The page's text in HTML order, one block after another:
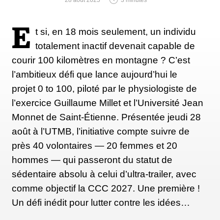
pratique l'acceptation, explique Gilly McArthur.
Ainsi, lorsqu'elle emmène des personnes à la piscine
et qu'on lui demande s'il fera froid, elle écarte toute
référence au froid et répond simplement qu'il s'agit «
seulement d'une expérience. Observez juste ce qui se
passe. Essayez de ne pas lui coller d'étiquette, et ça
finira par passer ».
Surmonter l'intensité des sensations provoquées par
l'eau froide procure également une joie
indescriptible – au-delà du simple coup de boost
momentané, il s’agit d'un véritable rappel de ce dont
nous sommes capables. Et au final, cette leçon est
E t si, en 18 mois seulement, un individu
totalement inactif devenait capable de
courir 100 kilomètres en montagne ? C’est
l’ambitieux défi que lance aujourd’hui le
projet 0 to 100, piloté par le physiologiste de
l’exercice Guillaume Millet et l’Université Jean
Monnet de Saint-Étienne. Présentée jeudi 28
août à l’UTMB, l’initiative compte suivre de
près 40 volontaires — 20 femmes et 20
hommes — qui passeront du statut de
sédentaire absolu à celui d’ultra-trailer, avec
comme objectif la CCC 2027. Une première !
Un défi inédit pour lutter contre les idées…